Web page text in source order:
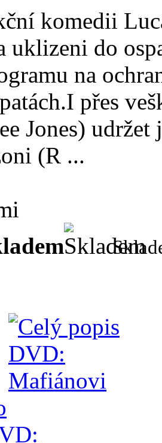
komedii
uklizeni do
na
přes
Jones)
(R ...